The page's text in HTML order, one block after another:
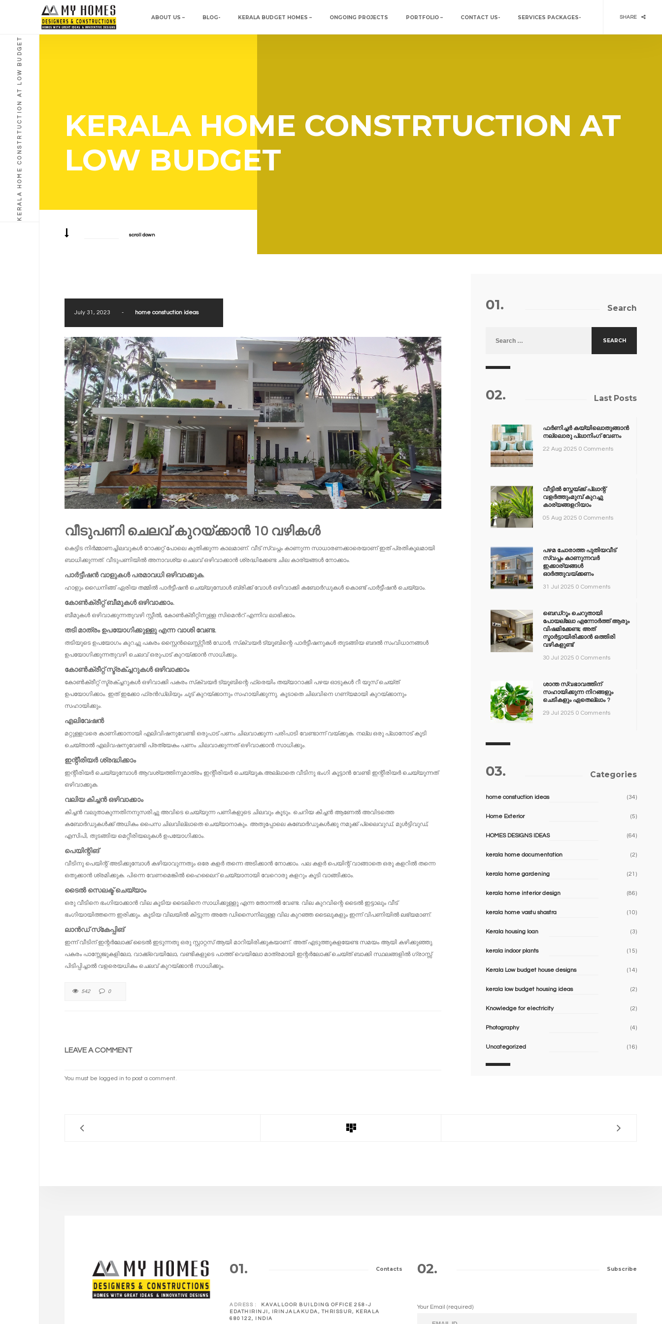
SHARE
ABOUT US – BLOG- KERALA BUDGET HOMES – ONGOING PROJECTS PORTFOLIO – CONTACT US- SERVICES PACKAGES-
KERALA HOME CONSTRTUCTION AT
LOW BUDGET
scroll down
July 31, 2023 - home constuction ideas
വീടുപണി ചെലവ് കുറയ്ക്കാൻ 10 വഴികൾ
കെട്ടിട നിർമ്മാണച്ചിലവുകൾ റോക്കറ്റ് പോലെ കുതിക്കുന്ന കാലമാണ്. വീട് സ്വപ്നം കാണുന്ന സാധാരണക്കാരെയാണ് ഇത് പ്രതികൂലമായി
ബാധിക്കുന്നത്. വീടുപണിയിൽ അനാവശ്യ ചെലവ് ഒഴിവാക്കാൻ ശ്രദ്ധിക്കേണ്ട ചില കാര്യങ്ങൾ നോക്കാം.
പാർട്ടീഷൻ വാളുകൾ പരമാവധി ഒഴിവാക്കുക.
ഹാളും ഡൈനിങ്ങ് ഏരിയ തമ്മിൽ പാർട്ടീഷൻ ചെയ്യുമ്പോൾ ബ്രിക്ക് വോൾ ഒഴിവാക്കി കബോർഡുകൾ കൊണ്ട് പാർട്ടീഷൻ ചെയ്യാം.
കോൺക്രീറ്റ് ബീമുകൾ ഒഴിവാക്കാം.
ബീമുകൾ ഒഴിവാക്കുന്നതുവഴി സ്റ്റീൽ, കോൺക്രീറ്റിനുള്ള സിമെൻറ് എന്നിവ ലാഭിക്കാം.
തടി മാത്രം ഉപയോഗിക്കുള്ളു എന്ന വാശി വേണ്ട.
തടിയുടെ ഉപയോഗം കുറച്ചു പകരം സ്റ്റൈൻലെസ്സ്റ്റീൽ ഡോർ, സ്‌ക്വയർ ട്യൂബിന്റെ പാർട്ടീഷനുകൾ തുടങ്ങിയ ബദൽ സംവിധാനങ്ങൾ
ഉപയോഗിക്കുന്നതുവഴി ചെലവ് ഒരുപാട് കുറയ്ക്കാൻ സാധിക്കും.
കോൺക്രീറ്റ് സ്ട്രക്ച്ചറുകൾ ഒഴിവാക്കാം
കോൺക്രീറ്റ് സ്ട്രക്ച്ചറുകൾ ഒഴിവാക്കി പകരം സ്‌ക്വയർ ട്യൂബിന്റെ ഫ്രെയിം തയ്യാറാക്കി പഴയ ഓടുകൾ റീ യൂസ് ചെയ്ത്
ഉപയോഗിക്കാം. ഇത് ഇക്കോ ഫ്രൻഡ്‌ലിയും ചൂട് കുറയ്ക്കാനും സഹായിക്കുന്നു. കൂടാതെ ചിലവിനെ ഗണ്യമായി കുറയ്ക്കാനും
സഹായിക്കും.
എലിവേഷൻ
മറ്റുള്ളവരെ കാണിക്കാനായി എലിവിഷനുവേണ്ടി ഒരുപാട് പണം ചിലവാക്കുന്ന പരിപാടി വേണ്ടാന്ന് വയ്ക്കുക. നല്ല ഒരു പ്ലാനോട് കൂടി
ചെയ്‌താൽ എലിവഷനുവേണ്ടി പ്രത്യേകം പണം ചിലവാക്കുന്നത് ഒഴിവാക്കാൻ സാധിക്കും.
ഇന്റീരിയർ ശ്രദ്ധിക്കാം
ഇന്റീരിയർ ചെയ്യുമ്പോൾ ആവശ്യത്തിനുമാത്രം ഇന്റീരിയർ ചെയ്യുക.അല്ലാതെ വീടിനു ഭംഗി കൂട്ടാൻ വേണ്ടി ഇന്റീരിയർ ചെയ്യുന്നത്
ഒഴിവാക്കുക.
വലിയ കിച്ചൻ ഒഴിവാക്കാം
കിച്ചൻ വലുതാകുന്നതിനനുസരിച്ചു അവിടെ ചെയ്യുന്ന പണികളുടെ ചിലവും കൂടും. ചെറിയ കിച്ചൻ ആണേൽ അവിടത്തെ
കബോർഡുകൾക്ക് അധികം പൈസ ചിലവില്ലാതെ ചെയ്യാനാകും. അതുപ്പോലെ കബോർഡുകൾക്കു നമുക്ക് പ്ലൈവുഡ്, മുൾട്ടിവുഡ്,
എസിപി, തുടങ്ങിയ മെറ്റീരിയലുകൾ ഉപയോഗിക്കാം.
പെയിന്റിങ്
വീടിനു പെയിന്റ് അടിക്കുമ്പോൾ കഴിയാവുന്നതും ഒരേ കളർ തന്നെ അടിക്കാൻ നോക്കാം. പല കളർ പെയിന്റ് വാങ്ങാതെ ഒരു കളറിൽ തന്നെ
ഒതുക്കാൻ ശ്രമിക്കുക. പിന്നെ വേണമെങ്കിൽ ഹൈലൈറ് ചെയ്യാനായി വേറൊരു കളറും കൂടി വാങ്ങിക്കാം.
ടൈൽ സെലക്ട് ചെയ്യാം
ഒരു വീടിനെ ഭംഗിയാക്കാൻ വില കൂടിയ ടൈലിനെ സാധിക്കുള്ളു എന്ന തോന്നൽ വേണ്ട. വില കുറവിന്റെ ടൈൽ ഇട്ടാലും വീട്
ഭംഗിയായിത്തന്നെ ഇരിക്കും. കൂടിയ വിലയിൽ കിട്ടുന്ന അതേ ഡിസൈനിലുള്ള വില കുറഞ്ഞ ടൈലുകളും ഇന്ന് വിപണിയിൽ ലഭ്യമാണ്.
ലാൻഡ്‌ സ്‌കേപ്പിങ്
ഇന്ന് വീടിന് ഇന്റർലോക്ക് ടൈൽ ഇടുന്നതു ഒരു സ്റ്റാറ്റസ് ആയി മാറിയിരിക്കുകയാണ്. അത് എടുത്തുകളയേണ്ട സമയം ആയി കഴിക്കുഞ്ഞു.
പകരം പാസ്സേജുകളിലോ, വാക്ക്വെയിലോ, വണ്ടികളുടെ പാത്ത് വെയിലോ മാത്രമായി ഇന്റർലോക്ക് ചെയ്ത് ബാക്കി സ്ഥലങ്ങളിൽ ഗ്രാസ്സ്
പിടിപ്പിച്ചാൽ വളരെയധികം ചെലവ് കുറയ്ക്കാൻ സാധിക്കും.
542 0
LEAVE A COMMENT
You must be logged in to post a comment.
01. Search
02. Last Posts
ഫർണിച്ചർ കയ്യിലൊതുങ്ങാൻ
നല്ലൊരു പ്ലാനിംഗ് വേണം
22 Aug 2025 0 Comments
വീട്ടിൽ സ്നേയ്ക്ക് പ്ലാന്റ്
വളർത്തുംമുമ്പ് കുറച്ചു
കാര്യങ്ങളറിയാം
05 Aug 2025 0 Comments
പഴമ ചോരാത്ത പുതിയവീട്
സ്വപ്നം കാണുന്നവർ
ഇക്കാര്യങ്ങൾ
ഓർത്തുവയ്ക്കണം
31 Jul 2025 0 Comments
ബെഡ്‌റൂം ചെറുതായി
പോയല്ലോ എന്നോർത്ത് ആരും
വിഷമിക്കേണ്ട; അത്
സ്മാർട്ടായിരിക്കാൻ ഒത്തിരി
വഴികളുണ്ട്
30 Jul 2025 0 Comments
ശാന്ത സ്വഭാവത്തിന്
സഹായിക്കുന്ന നിറങ്ങളും
ചെടികളും ഏതെല്ലാം ?
29 Jul 2025 0 Comments
03. Categories
home constuction ideas (34)
Home Exterior (5)
HOMES DESIGNS IDEAS (64)
kerala home documentation (2)
kerala home gardening (21)
kerala home interior design (86)
kerala home vastu shastra (10)
Kerala housing loan (3)
kerala indoor plants (15)
Kerala Low budget house designs (14)
kerala low budget housing ideas (2)
Knowledge for electricity (2)
Photography (4)
Uncategorized (16)
01. Contacts
ADRESS :
KAVALLOOR BUILDING OFFICE 258-J
EDATHIRINJI, IRINJALAKUDA, THRISSUR, KERALA
680122, INDIA
02. Subscribe
Your Email (required)
KERALA HOME CONSTRTUCTION AT LOW BUDGET